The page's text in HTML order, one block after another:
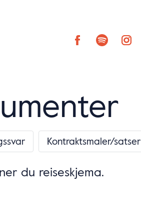
Kontraktsmaler/satser
du reiseskjema.